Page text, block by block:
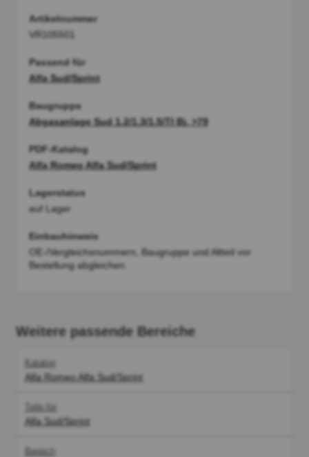
Artikelnummer
VR105501
Passend für
Alfa Sud/Sprint
Baugruppe
Abgasanlage Sud 1.2/1.3/1.5/TI Bj. >79
PDF-Katalog
Alfa Romeo Alfa Sud/Sprint
Lagerstatus
auf Lager
Einbauhinweis
OE-/Vergleichsnummern, Baugruppe und Altteil vor
Bestellung abgleichen.
Weitere passende Bereiche
Katalog
Alfa Romeo Alfa Sud/Sprint
Teile für
Alfa Sud/Sprint
Bereich